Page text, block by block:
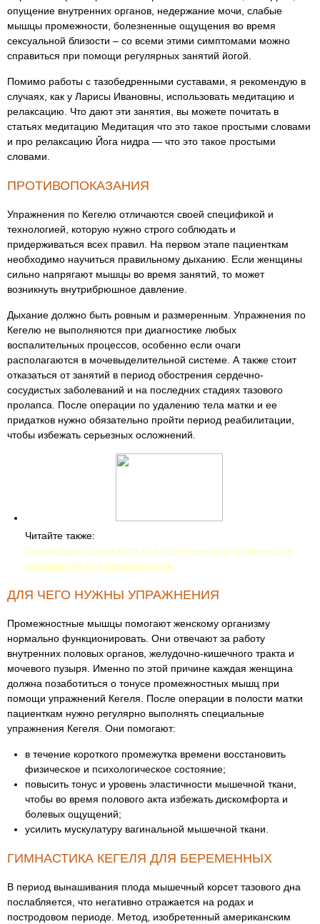
опущение внутренних органов, недержание мочи, слабые
мышцы промежности, болезненные ощущения во время
сексуальной близости – со всеми этими симптомами можно
справиться при помощи регулярных занятий йогой.
Помимо работы с тазобедренными суставами, я рекомендую в
случаях, как у Ларисы Ивановны, использовать медитацию и
релаксацию. Что дают эти занятия, вы можете почитать в
статьях медитацию Медитация что это такое простыми словами
и про релаксацию Йога нидра — что это такое простыми
словами.
ПРОТИВОПОКАЗАНИЯ
Упражнения по Кегелю отличаются своей спецификой и
технологией, которую нужно строго соблюдать и
придерживаться всех правил. На первом этапе пациенткам
необходимо научиться правильному дыханию. Если женщины
сильно напрягают мышцы во время занятий, то может
возникнуть внутрибрюшное давление.
Дыхание должно быть ровным и размеренным. Упражнения по
Кегелю не выполняются при диагностике любых
воспалительных процессов, особенно если очаги
располагаются в мочевыделительной системе. А также стоит
отказаться от занятий в период обострения сердечно-
сосудистых заболеваний и на последних стадиях тазового
пролапса. После операции по удалению тела матки и ее
придатков нужно обязательно пройти период реабилитации,
чтобы избежать серьезных осложнений.
Читайте также:
Самая безопасная йога для беременных и особенности
упражнений при беременности
ДЛЯ ЧЕГО НУЖНЫ УПРАЖНЕНИЯ
Промежностные мышцы помогают женскому организму
нормально функционировать. Они отвечают за работу
внутренних половых органов, желудочно-кишечного тракта и
мочевого пузыря. Именно по этой причине каждая женщина
должна позаботиться о тонусе промежностных мышц при
помощи упражнений Кегеля. После операции в полости матки
пациенткам нужно регулярно выполнять специальные
упражнения Кегеля. Они помогают:
в течение короткого промежутка времени восстановить
физическое и психологическое состояние;
повысить тонус и уровень эластичности мышечной ткани,
чтобы во время полового акта избежать дискомфорта и
болевых ощущений;
усилить мускулатуру вагинальной мышечной ткани.
ГИМНАСТИКА КЕГЕЛЯ ДЛЯ БЕРЕМЕННЫХ
В период вынашивания плода мышечный корсет тазового дна
послабляется, что негативно отражается на родах и
постродовом периоде. Метод, изобретенный американским